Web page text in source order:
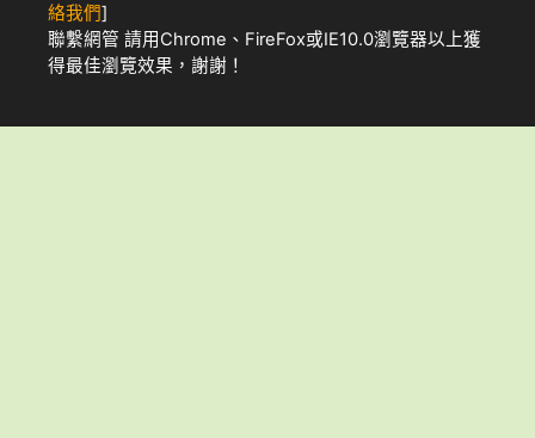
絡我們]
聯繫網管 請用 Chrome 、 FireFox或IE10.0瀏覽器以上獲
得最佳瀏覽效果，謝謝！